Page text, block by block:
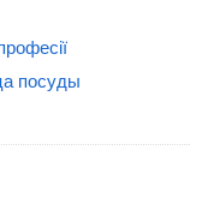
посуды